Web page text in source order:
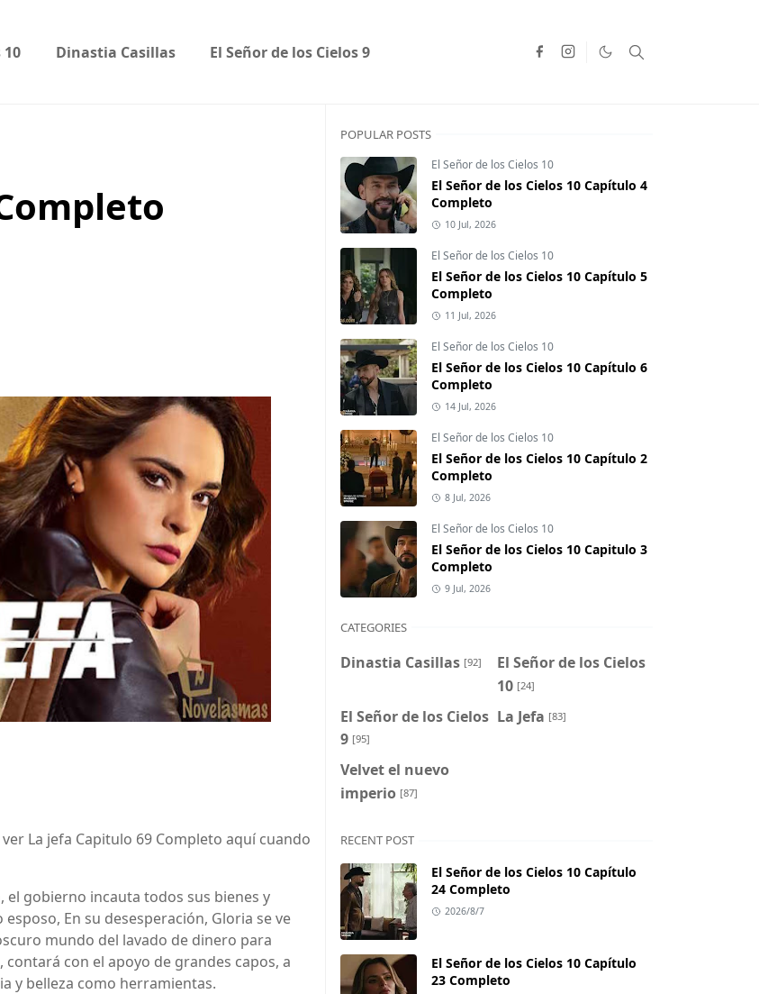
10 Dinastia Casillas El Señor de los Cielos 9
La jefa Capitulo 69 Completo aquí cuando
el gobierno incauta todos sus bienes y
En su desesperación, Gloria se ve
mundo del lavado de dinero para
con el apoyo de grandes capos, a
y belleza como herramientas.
POPULAR POSTS
El Señor de los Cielos 10
El Señor de los Cielos 10 Capítulo 4
Completo
10 Jul, 2026
El Señor de los Cielos 10
El Señor de los Cielos 10 Capítulo 5
Completo
11 Jul, 2026
El Señor de los Cielos 10
El Señor de los Cielos 10 Capítulo 6
Completo
14 Jul, 2026
El Señor de los Cielos 10
El Señor de los Cielos 10 Capítulo 2
Completo
8 Jul, 2026
El Señor de los Cielos 10
El Señor de los Cielos 10 Capitulo 3
Completo
9 Jul, 2026
CATEGORIES
Dinastia Casillas [92]
El Señor de los Cielos
10 [24]
El Señor de los Cielos
9 [95]
La Jefa [83]
Velvet el nuevo
imperio [87]
RECENT POST
El Señor de los Cielos 10 Capítulo
24 Completo
2026/8/7
El Señor de los Cielos 10 Capítulo
23 Completo